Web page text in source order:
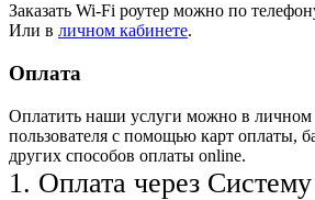
Заказать Wi-Fi роутер можно по
Или в личном кабинете.
Оплата
Оплатить наши услуги можно в личном
пользователя с помощью карт оплаты,
других способов оплаты online.
1. Оплата через